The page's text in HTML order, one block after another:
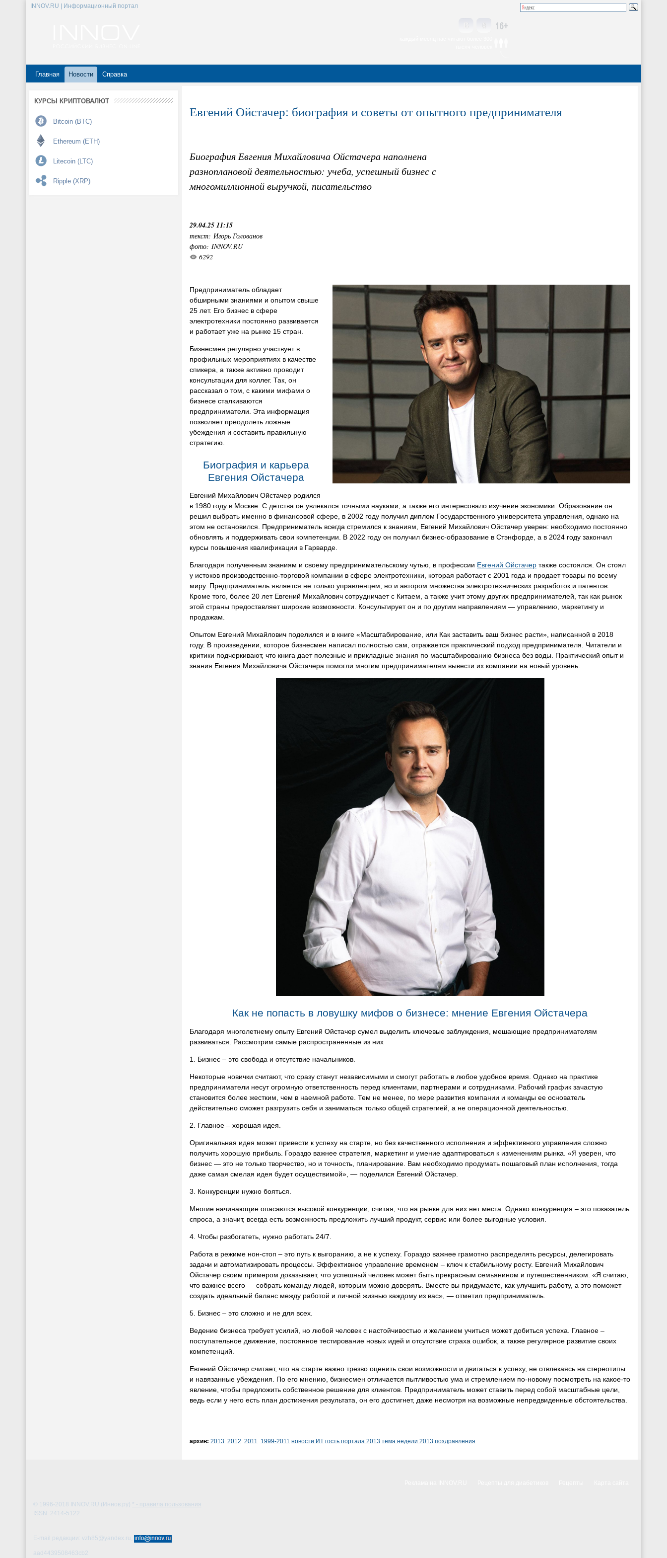
INNOV.RU | Информационный портал
Главная Новости Справка
КУРСЫ КРИПТОВАЛЮТ
Bitcoin (BTC)
Ethereum (ETH)
Litecoin (LTC)
Ripple (XRP)
Евгений Ойстачер: биография и советы от опытного предпринимателя
Биография Евгения Михайловича Ойстачера наполнена
разноплановой деятельностью: учеба, успешный бизнес с
многомиллионной выручкой, писательство
29.04.25 11:15
текст: Игорь Голованов
фото: INNOV.RU
6292
Предприниматель обладает
обширными знаниями и опытом свыше
25 лет. Его бизнес в сфере
электротехники постоянно развивается
и работает уже на рынке 15 стран.
Бизнесмен регулярно участвует в
профильных мероприятиях в качестве
спикера, а также активно проводит
консультации для коллег. Так, он
рассказал о том, с какими мифами о
бизнесе сталкиваются
предприниматели. Эта информация
позволяет преодолеть ложные
убеждения и составить правильную
стратегию.
Биография и карьера
Евгения Ойстачера
Евгений Михайлович Ойстачер родился
в 1980 году в Москве. С детства он увлекался точными науками, а также его интересовало изучение экономики. Образование он
решил выбрать именно в финансовой сфере, в 2002 году получил диплом Государственного университета управления, однако на
этом не остановился. Предприниматель всегда стремился к знаниям, Евгений Михайлович Ойстачер уверен: необходимо постоянно
обновлять и поддерживать свои компетенции. В 2022 году он получил бизнес-образование в Стэнфорде, а в 2024 году закончил
курсы повышения квалификации в Гарварде.
Благодаря полученным знаниям и своему предпринимательскому чутью, в профессии Евгений Ойстачер также состоялся. Он стоял
у истоков производственно-торговой компании в сфере электротехники, которая работает с 2001 года и продает товары по всему
миру. Предприниматель является не только управленцем, но и автором множества электротехнических разработок и патентов.
Кроме того, более 20 лет Евгений Михайлович сотрудничает с Китаем, а также учит этому других предпринимателей, так как рынок
этой страны предоставляет широкие возможности. Консультирует он и по другим направлениям — управлению, маркетингу и
продажам.
Опытом Евгений Михайлович поделился и в книге «Масштабирование, или Как заставить ваш бизнес расти», написанной в 2018
году. В произведении, которое бизнесмен написал полностью сам, отражается практический подход предпринимателя. Читатели и
критики подчеркивают, что книга дает полезные и прикладные знания по масштабированию бизнеса без воды. Практический опыт и
знания Евгения Михайловича Ойстачера помогли многим предпринимателям вывести их компании на новый уровень.
Как не попасть в ловушку мифов о бизнесе: мнение Евгения Ойстачера
Благодаря многолетнему опыту Евгений Ойстачер сумел выделить ключевые заблуждения, мешающие предпринимателям
развиваться. Рассмотрим самые распространенные из них
1. Бизнес – это свобода и отсутствие начальников.
Некоторые новички считают, что сразу станут независимыми и смогут работать в любое удобное время. Однако на практике
предприниматели несут огромную ответственность перед клиентами, партнерами и сотрудниками. Рабочий график зачастую
становится более жестким, чем в наемной работе. Тем не менее, по мере развития компании и команды ее основатель
действительно сможет разгрузить себя и заниматься только общей стратегией, а не операционной деятельностью.
2. Главное – хорошая идея.
Оригинальная идея может привести к успеху на старте, но без качественного исполнения и эффективного управления сложно
получить хорошую прибыль. Гораздо важнее стратегия, маркетинг и умение адаптироваться к изменениям рынка. «Я уверен, что
бизнес — это не только творчество, но и точность, планирование. Вам необходимо продумать пошаговый план исполнения, тогда
даже самая смелая идея будет осуществимой», — поделился Евгений Ойстачер.
3. Конкуренции нужно бояться.
Многие начинающие опасаются высокой конкуренции, считая, что на рынке для них нет места. Однако конкуренция – это показатель
спроса, а значит, всегда есть возможность предложить лучший продукт, сервис или более выгодные условия.
4. Чтобы разбогатеть, нужно работать 24/7.
Работа в режиме нон-стоп – это путь к выгоранию, а не к успеху. Гораздо важнее грамотно распределять ресурсы, делегировать
задачи и автоматизировать процессы. Эффективное управление временем – ключ к стабильному росту. Евгений Михайлович
Ойстачер своим примером доказывает, что успешный человек может быть прекрасным семьянином и путешественником. «Я считаю,
что важнее всего — собрать команду людей, которым можно доверять. Вместе вы придумаете, как улучшить работу, а это поможет
создать идеальный баланс между работой и личной жизнью каждому из вас», — отметил предприниматель.
5. Бизнес – это сложно и не для всех.
Ведение бизнеса требует усилий, но любой человек с настойчивостью и желанием учиться может добиться успеха. Главное –
поступательное движение, постоянное тестирование новых идей и отсутствие страха ошибок, а также регулярное развитие своих
компетенций.
Евгений Ойстачер считает, что на старте важно трезво оценить свои возможности и двигаться к успеху, не отвлекаясь на стереотипы
и навязанные убеждения. По его мнению, бизнесмен отличается пытливостью ума и стремлением по-новому посмотреть на какое-то
явление, чтобы предложить собственное решение для клиентов. Предприниматель может ставить перед собой масштабные цели,
ведь если у него есть план достижения результата, он его достигнет, даже несмотря на возможные непредвиденные обстоятельства.
архив: 2013 2012 2011 1999-2011 новости ИТ гость портала 2013 тема недели 2013 поздравления
© 1996-2018 INNOV.RU (Иннов.ру) * - правила пользования
ISSN: 2414-5122
E-mail редакции: vzh85@yandex.ru,
aad4439508463cb2